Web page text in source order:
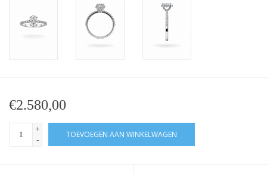
€2.580,00
+
-
TOEVOEGEN AAN WINKELWAGEN